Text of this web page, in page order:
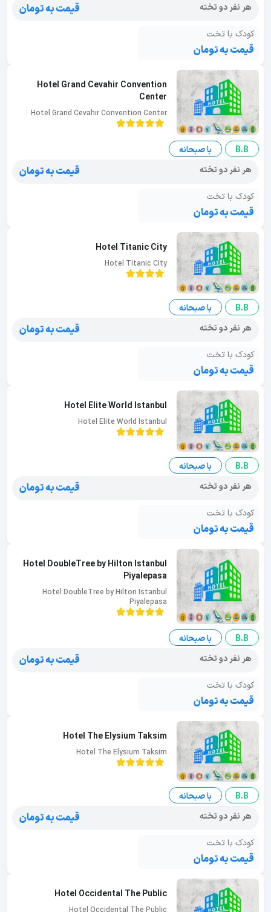
هر نفر دو تخته
قیمت به تومان
کودک با تخت
قیمت به تومان
Hotel Grand Cevahir Convention
Center
Hotel Grand Cevahir Convention Center
B.B
با صبحانه
هر نفر دو تخته
قیمت به تومان
کودک با تخت
قیمت به تومان
Hotel Titanic City
Hotel Titanic City
B.B
با صبحانه
هر نفر دو تخته
قیمت به تومان
کودک با تخت
قیمت به تومان
Hotel Elite World Istanbul
Hotel Elite World Istanbul
B.B
با صبحانه
هر نفر دو تخته
قیمت به تومان
کودک با تخت
قیمت به تومان
Hotel DoubleTree by Hilton Istanbul
Piyalepasa
Hotel DoubleTree by Hilton Istanbul
Piyalepasa
B.B
با صبحانه
هر نفر دو تخته
قیمت به تومان
کودک با تخت
قیمت به تومان
Hotel The Elysium Taksim
Hotel The Elysium Taksim
B.B
با صبحانه
هر نفر دو تخته
قیمت به تومان
کودک با تخت
قیمت به تومان
Hotel Occidental The Public